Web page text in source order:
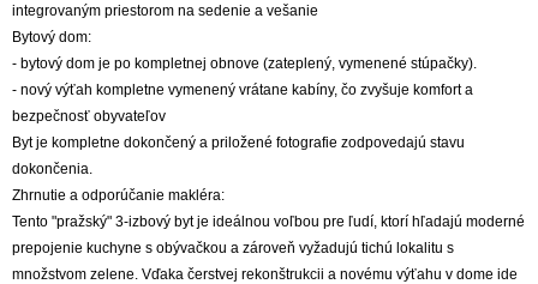
integrovaným priestorom na sedenie a vešanie
Bytový dom:
- bytový dom je po kompletnej obnove (zateplený, vymenené stúpačky).
- nový výťah kompletne vymenený vrátane kabíny, čo zvyšuje komfort a
bezpečnosť obyvateľov
Byt je kompletne dokončený a priložené fotografie zodpovedajú stavu
dokončenia.
Zhrnutie a odporúčanie makléra:
Tento "pražský" 3-izbový byt je ideálnou voľbou pre ľudí, ktorí hľadajú moderné
prepojenie kuchyne s obývačkou a zároveň vyžadujú tichú lokalitu s
množstvom zelene. Vďaka čerstvej rekonštrukcii a novému výťahu v dome ide